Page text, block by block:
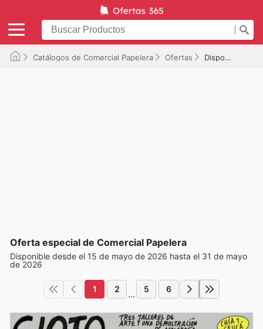
Catálogos de Comercial Papelera Ofertas Disponible hasta el 31/05/2026
Oferta especial de Comercial Papelera
Disponible desde el 15 de mayo de 2026 hasta el 31 de mayo
de 2026
1 2 ... 5 6